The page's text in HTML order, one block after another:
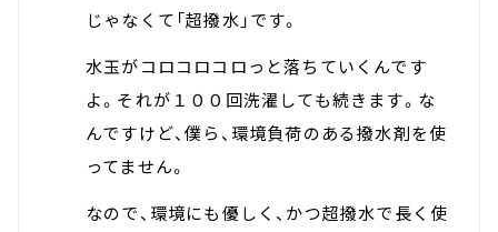
じゃなくて「超撥水」です。
水玉がコロコロコロっと落ちていくんです
よ。それが１００回洗濯しても続きます。な
んですけど、僕ら、環境負荷のある撥水剤を使
ってません。
なので、環境にも優しく、かつ超撥水で長く使